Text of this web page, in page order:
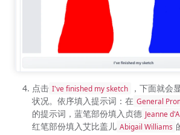
点击 I've finished my sketch
，下面就会
状况。依序填入提示词：在 General
的提示词，蓝笔部份填入贞德 Jeanne
红笔部份填入艾比盖儿 Abigail Williams